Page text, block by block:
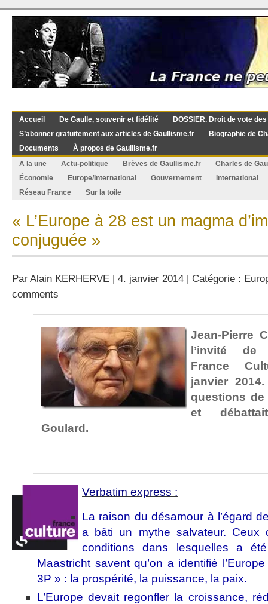
Accueil De Gaulle, souvenir et fidélité
DOSSIER. Droit de vote
S’abonner gratuitement aux articles de Gaullisme.fr
Biographie de
Documents
À propos de Gaullisme.fr
A la une
Actu-politique Brèves de Gaullisme.fr
Charles de
Économie
Europe/International Gouvernement
International
Réseau France
Sur la toile
« L’Europe à 28 est un magma
conjuguée »
Par Alain KERHERVE | 4. janvier 2014 | Catégorie :
comments
Jean-Pierre
l’invité de
France
janvier
questions de
et
Goulard.
Verbatim express :
La raison du désamour à l’égard
a bâti un mythe salvateur. Ceux
conditions dans lesquelles a
Maastricht savent qu’on a identifié
3P » : la prospérité, la puissance, la paix.
L’Europe devait regonfler la croissance,